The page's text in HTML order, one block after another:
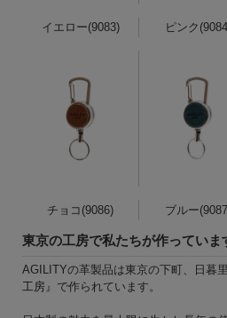
イエロー(9083) ピンク
チョコ(9086) ブルー
東京の工房で私たちが作っていま
AGILITYの革製品は東京の下町、日暮
工房 』で作られています。